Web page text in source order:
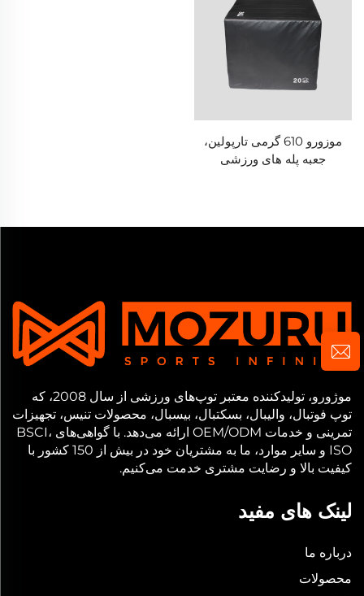
موزورو 610 گرمی تارپولین،
جعبه پله های ورزشی
موژورو، تولیدکننده معتبر توپ‌های ورزشی از سال 2008، که
توپ فوتبال، والیبال، بسکتبال، بیسبال، محصولات تنیس، تجهیزات
تمرینی و خدمات OEM/ODM ارائه می‌دهد. با گواهی‌های BSCI،
ISO و سایر موارد، ما به مشتریان خود در بیش از 150 کشور با
کیفیت بالا و رضایت مشتری خدمت می‌کنیم.
لینک های مفید
درباره ما
محصولات